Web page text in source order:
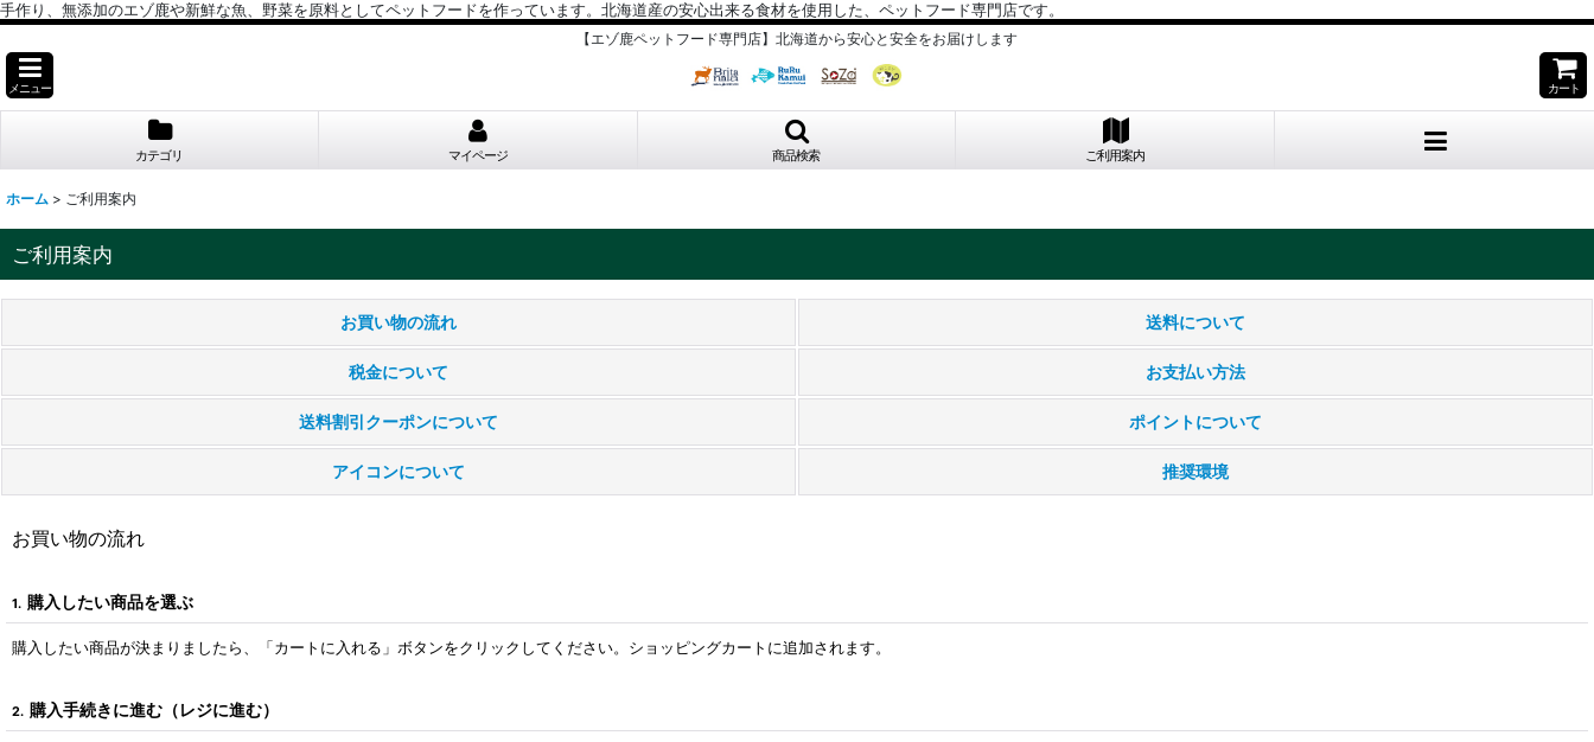
手作り、無添加のエゾ鹿や新鮮な魚、野菜を原料としてペットフードを作っています。北海道産の安心出来る食材を使用した、ペットフード専門店です。
【エゾ鹿ペットフード専門店】北海道から安心と安全をお届けします
メニュー カート
カテゴリ マイページ 商品検索 ご利用案内
ホーム > ご利用案内
ご利用案内
お買い物の流れ 送料について
税金について お支払い方法
送料割引クーポンについて ポイントについて
アイコンについて 推奨環境
お買い物の流れ
1. 購入したい商品を選ぶ
購入したい商品が決まりましたら、「カートに入れる」ボタンをクリックしてください。ショッピングカートに追加されます。
2. 購入手続きに進む（レジに進む）